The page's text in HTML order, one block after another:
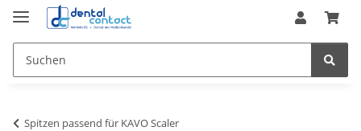
Spitzen passend für KAVO Scaler